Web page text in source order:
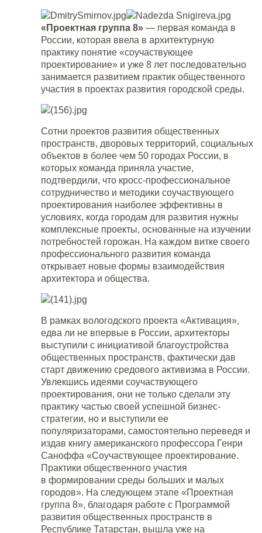
«Проектная группа 8» — первая команда в
России, которая ввела в архитектурную
практику понятие «соучаствующее
проектирование» и уже 8 лет последовательно
занимается развитием практик общественного
участия в проектах развития городской среды.
Сотни проектов развития общественных
пространств, дворовых территорий, социальных
объектов в более чем 50 городах России, в
которых команда приняла участие,
подтвердили, что кросс-профессиональное
сотрудничество и методики соучаствующего
проектирования наиболее эффективны в
условиях, когда городам для развития нужны
комплексные проекты, основанные на изучении
потребностей горожан. На каждом витке своего
профессионального развития команда
открывает новые формы взаимодействия
архитектора и общества.
В рамках вологодского проекта «Активация»,
едва ли не впервые в России, архитекторы
выступили с инициативой благоустройства
общественных пространств, фактически дав
старт движению средового активизма в России.
Увлекшись идеями соучаствующего
проектирования, они не только сделали эту
практику частью своей успешной бизнес-
стратегии, но и выступили ее
популяризаторами, самостоятельно переведя и
издав книгу американского профессора Генри
Саноффа «Соучаствующее проектирование.
Практики общественного участия
в формировании среды больших и малых
городов». На следующем этапе «Проектная
группа 8», благодаря работе с Программой
развития общественных пространств в
Республике Татарстан, вышла уже на